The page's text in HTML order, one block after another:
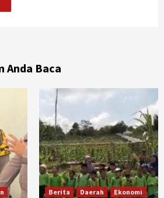
Anda Baca
Berita Daerah
Ekonomi